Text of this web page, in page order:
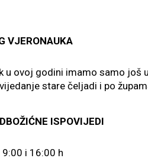
VJERONAUKA
godini imamo samo još u
stare čeljadi i po
ISPOVIJEDI
9:00 i 16:00 h